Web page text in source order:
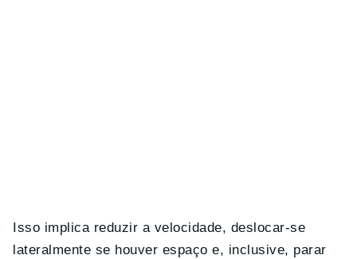
Isso implica reduzir a velocidade, deslocar-se
lateralmente se houver espaço e, inclusive, parar